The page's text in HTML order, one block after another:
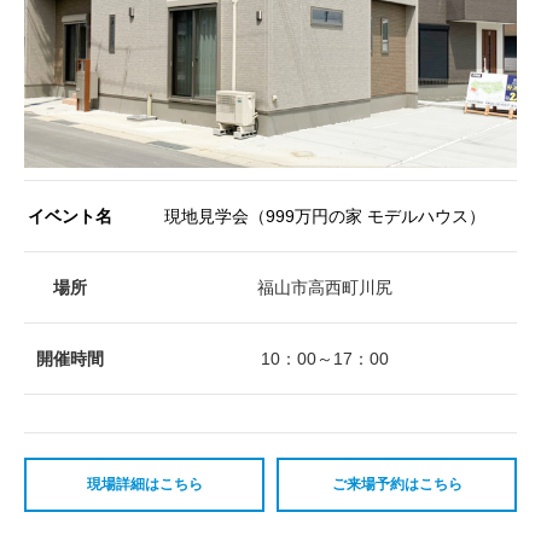
イベント名 現地見学会（999万円の家 モデルハウス）
場所 福山市高西町川尻
開催時間 10：00～17：00
現場詳細はこちら ご来場予約はこちら